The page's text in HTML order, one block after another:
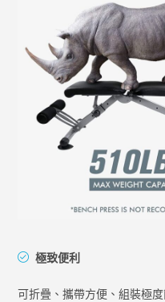
極致便利
可折疊、攜帶方便、組裝極